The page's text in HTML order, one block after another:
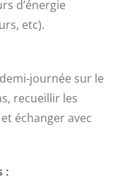
d’énergie
etc).
journée sur le
recueillir les
échanger avec
: